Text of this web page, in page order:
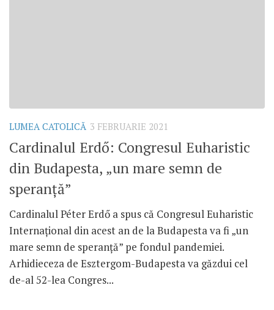
LUMEA CATOLICĂ 3 FEBRUARIE 2021
Cardinalul Erdő: Congresul Euharistic
din Budapesta, „un mare semn de
speranță”
Cardinalul Péter Erdő a spus că Congresul Euharistic
Internațional din acest an de la Budapesta va fi „un
mare semn de speranță” pe fondul pandemiei.
Arhidieceza de Esztergom-Budapesta va găzdui cel
de-al 52-lea Congres...